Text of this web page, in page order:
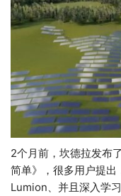
2个月前，坎德拉发布
简单》，很多用户提
Lumion、并且深入学